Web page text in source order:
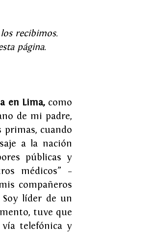
recibimos.
página.
en Lima, como
de mi padre,
primas, cuando
a la nación
públicas y
médicos” –
compañeros
líder de un
tuve que
telefónica y